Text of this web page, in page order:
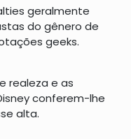
geralmente
do gênero de
geeks.
realeza e as
conferem-lhe
alta.